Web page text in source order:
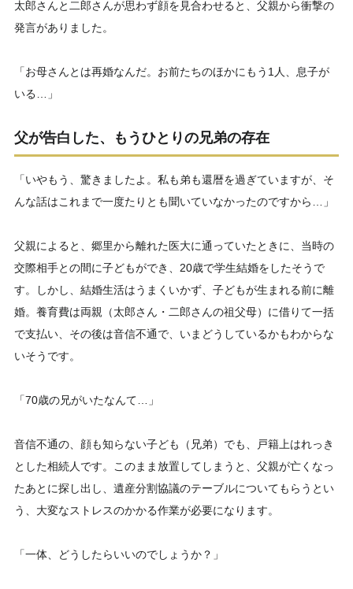
太郎さんと二郎さんが思わず顔を見合わせると、父親から衝撃の
発言がありました。
「お母さんとは再婚なんだ。お前たちのほかにもう1人、息子が
いる…」
父が告白した、もうひとりの兄弟の存在
「いやもう、驚きましたよ。私も弟も還暦を過ぎていますが、そ
んな話はこれまで一度たりとも聞いていなかったのですから…」
父親によると、郷里から離れた医大に通っていたときに、当時の
交際相手との間に子どもができ、20歳で学生結婚をしたそうで
す。しかし、結婚生活はうまくいかず、子どもが生まれる前に離
婚。養育費は両親（太郎さん・二郎さんの祖父母）に借りて一括
で支払い、その後は音信不通で、いまどうしているかもわからな
いそうです。
「70歳の兄がいたなんて…」
音信不通の、顔も知らない子ども（兄弟）でも、戸籍上はれっき
とした相続人です。このまま放置してしまうと、父親が亡くなっ
たあとに探し出し、遺産分割協議のテーブルについてもらうとい
う、大変なストレスのかかる作業が必要になります。
「一体、どうしたらいいのでしょうか？」